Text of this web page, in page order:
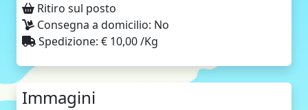
Ritiro sul posto
Consegna a domicilio: No
Spedizione: € 10,00 /Kg
Immagini